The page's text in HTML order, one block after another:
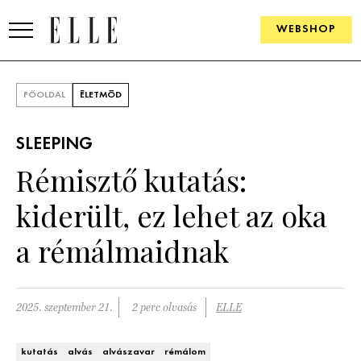
WEBSHOP
SZÉPSÉG
ÉLETMÓD
PÁRKAPCSOLAT
FŐOLDAL ÉLETMÓD
SLEEPING
Rémisztő kutatás:
kiderült, ez lehet az oka
a rémálmaidnak
2025. szeptember 21. 2 perc olvasás ELLE
kutatás alvás alvászavar rémálom